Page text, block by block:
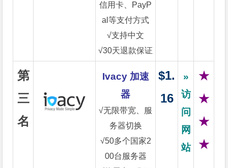
信用卡、PayP
al等支付方式
√支持中文
√30天退款保证
第
三
名
Ivacy 加速
器
√无限带宽、服
务器切换
√50多个国家2
00台服务器
$1.
16
»
访
问
网
站
★
★
★
★